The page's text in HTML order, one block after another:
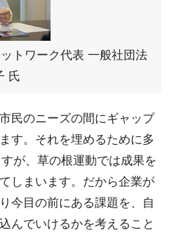
トワーク代表 一般社団法
氏
民のニーズの間にギャップ
す。それを埋めるために多
が、草の根運動では成果を
しまいます。だから企業が
今目の前にある課題を、自
んでいけるかを考えること